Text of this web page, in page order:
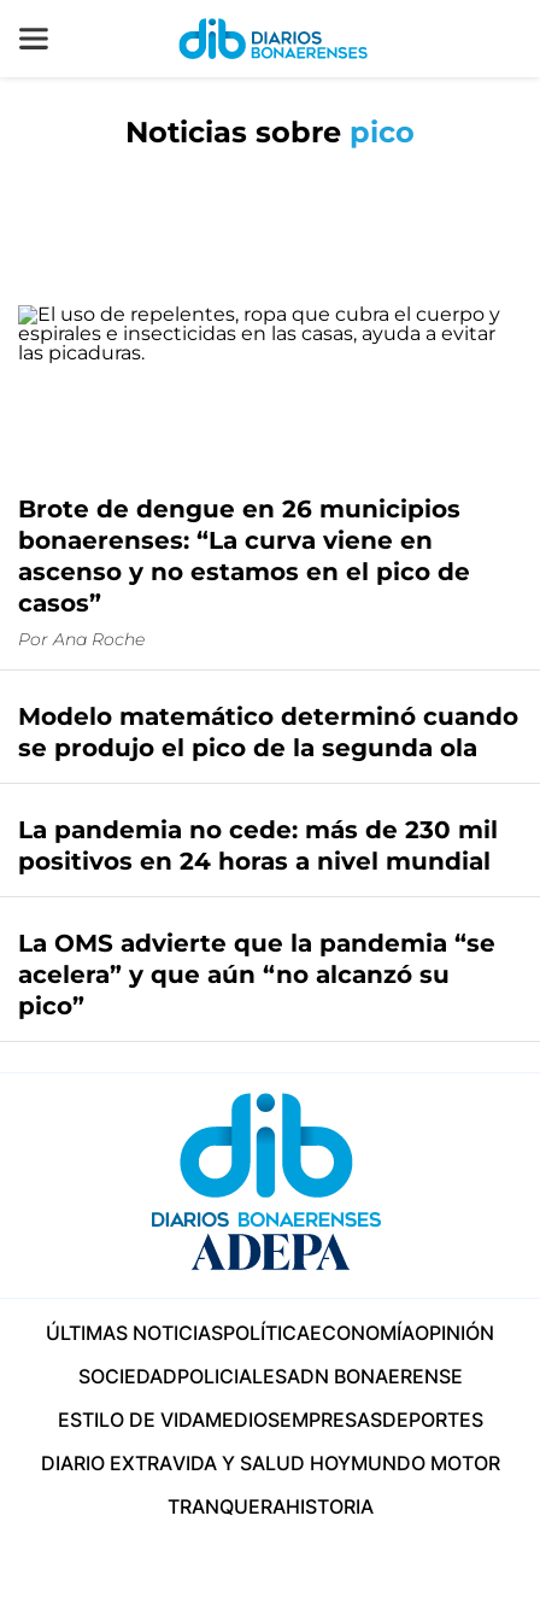
Noticias sobre pico
Brote de dengue en 26 municipios
bonaerenses: “La curva viene en
ascenso y no estamos en el pico de
casos”
Por Ana Roche
Modelo matemático determinó cuando
se produjo el pico de la segunda ola
La pandemia no cede: más de 230 mil
positivos en 24 horas a nivel mundial
La OMS advierte que la pandemia “se
acelera” y que aún “no alcanzó su
pico”
ÚLTIMAS NOTICIASPOLÍTICAECONOMÍAOPINIÓN
SOCIEDADPOLICIALESADN BONAERENSE
ESTILO DE VIDAMEDIOSEMPRESASDEPORTES
DIARIO EXTRAVIDA Y SALUD HOYMUNDO MOTOR
TRANQUERAHISTORIA